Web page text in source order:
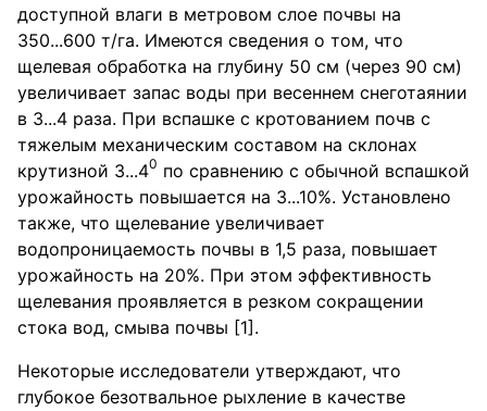
доступной влаги в метровом слое почвы на
350...600 т/га. Имеются сведения о том, что
щелевая обработка на глубину 50 см (через 90 см)
увеличивает запас воды при весеннем снеготаянии
в 3...4 раза. При вспашке с кротованием почв с
тяжелым механическим составом на склонах
крутизной 3...40 по сравнению с обычной вспашкой
урожайность повышается на 3...10%. Установлено
также, что щелевание увеличивает
водопроницаемость почвы в 1,5 раза, повышает
урожайность на 20%. При этом эффективность
щелевания проявляется в резком сокращении
стока вод, смыва почвы [1].
Некоторые исследователи утверждают, что
глубокое безотвальное рыхление в качестве